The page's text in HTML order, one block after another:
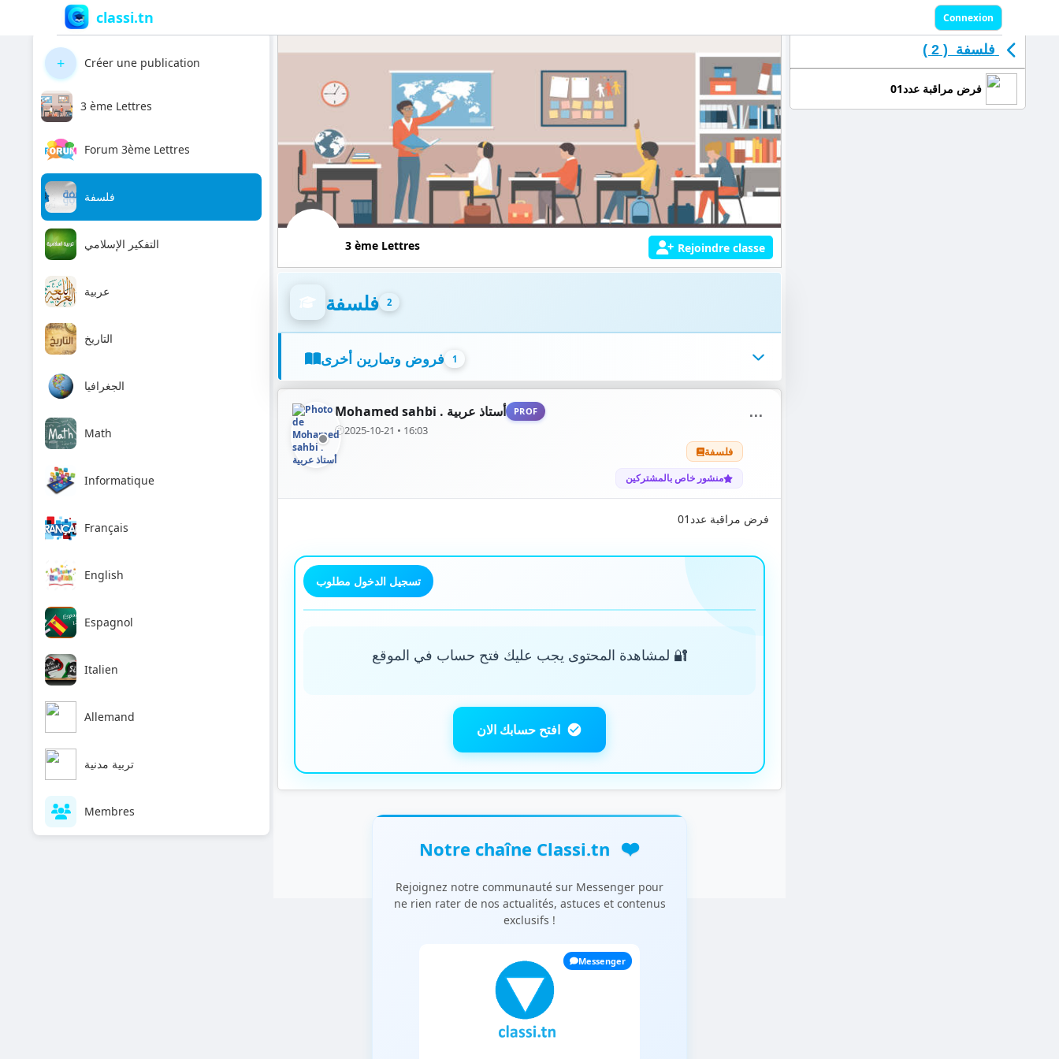
classi.tn Connexion
+ Créer une publication
3 ème Lettres
Forum 3ème Lettres
فلسفة
التفكير الإسلامي
عربية
التاريخ
الجغرافيا
Math
Informatique
Français
English
Espagnol
Italien
Allemand
تربية مدنية
Membres
فرض مراقبة عدد01
3 ème Lettres Rejoindre classe
فلسفة 2
فروض وتمارين أخرى 1
Mohamed sahbi . أستاذ عربية PROF
2025-10-21 • 16:03
فلسفة
منشور خاص بالمشتركين
⋯
فرض مراقبة عدد01
تسجيل الدخول مطلوب
🔐 لمشاهدة المحتوى يجب عليك فتح حساب في الموقع
افتح حسابك الان
Notre chaîne Classi.tn ❤️
Rejoignez notre communauté sur Messenger pour
ne rien rater de nos actualités, astuces et contenus
exclusifs !
Messenger